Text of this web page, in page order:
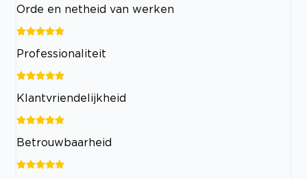
Orde en netheid van werken
Professionaliteit
Klantvriendelijkheid
Betrouwbaarheid